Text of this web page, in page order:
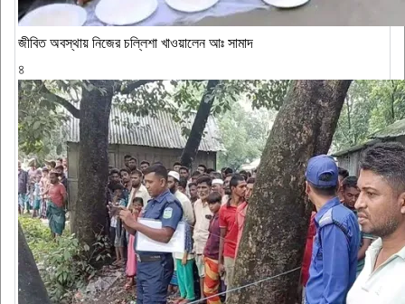
জীবিত অবস্থায় নিজের চল্লিশা খাওয়ালেন আঃ সামাদ
৪